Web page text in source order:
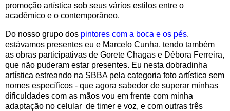
promoção artística sob seus vários estilos entre o
acadêmico e o contemporâneo.
Do nosso grupo dos pintores com a boca e os pés,
estávamos presentes eu e Marcelo Cunha, tendo também
as obras participativas de Gorete Chagas e Débora Ferreira,
que não puderam estar presentes. Eu nesta dobradinha
artística estreando na SBBA pela categoria foto artística sem
nomes específicos - que agora sabedor de superar minhas
dificuldades com as mãos vou em frente com minha
adaptação no celular de timer e voz, e com outras três